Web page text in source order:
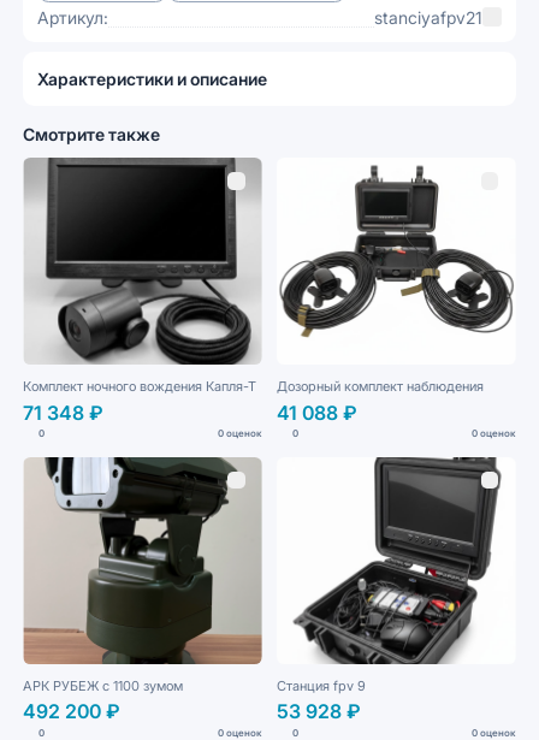
Артикул: stanciyafpv21
Характеристики и описание
Смотрите также
Комплект ночного вождения Капля-Т
71 348 ₽
0 0 оценок
Дозорный комплект наблюдения
41 088 ₽
0 0 оценок
АРК РУБЕЖ с 1100 зумом
492 200 ₽
0 0 оценок
Станция fpv 9
53 928 ₽
0 0 оценок